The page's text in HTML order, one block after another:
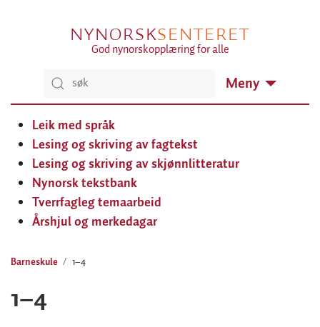
NYNORSKSENTERET
God nynorskopplæring for alle
Meny
Leik med språk
Lesing og skriving av fagtekst
Lesing og skriving av skjønnlitteratur
Nynorsk tekstbank
Tverrfagleg temaarbeid
Årshjul og merkedagar
Barneskule 1–4
1–4